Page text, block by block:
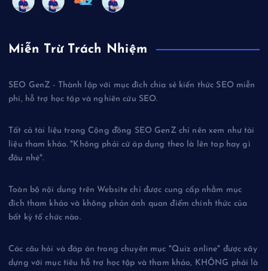
Miễn Trừ Trách Nhiệm
SEO GenZ - Thành lập với mục đích chia sẻ kiến thức SEO miễn
phí, hỗ trợ học tập và nghiên cứu SEO.
Tất cả tài liệu trong Cộng đồng SEO GenZ chỉ nên xem như tài
liệu tham khảo. "Không phải cứ áp dụng theo là lên top hay gì
đâu nhé".
Toàn bộ nội dung trên Website chỉ được cung cấp nhằm mục
đích tham khảo và không phản ánh quan điểm chính thức của
bất kỳ tổ chức nào.
Các câu hỏi và đáp án trong chuyên mục "Quiz online" được xây
dựng với mục tiêu hỗ trợ học tập và tham khảo, KHÔNG phải là